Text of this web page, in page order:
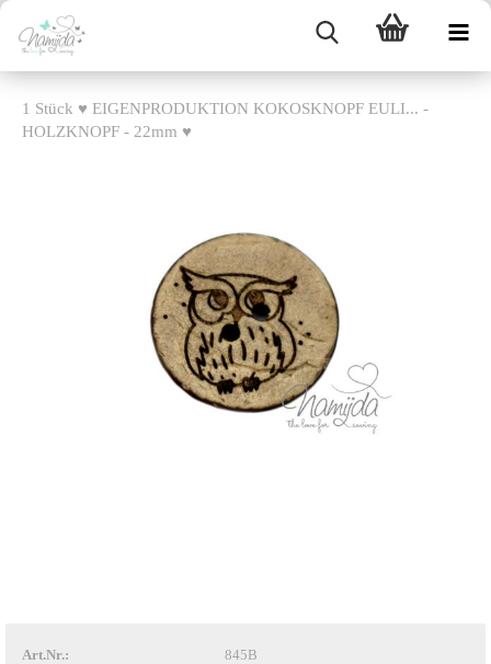
1 Stück ♥ EIGENPRODUKTION KOKOSKNOPF EULI... -
HOLZKNOPF - 22mm ♥
Art.Nr.:
845B